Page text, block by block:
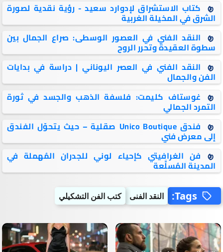
كتاب الاستشراق لإدوارد سعيد - رؤية نقدية لصورة
الشرق في المخيلة الغربية
النقد الفني في العصور الوسطى: صراع الجمال بين
سطوة العقيدة وتحرر الروح
النقد الفني في العصر اليوناني | دراسة في بدايات
الفن والجمال
غوستاف كليمت: فلسفة الذهب والجسد في ثورة
التمرد الجمالي
فندق Unico Boutique صقلية – حيث يتحوّل الفندق
إلى معرض فني
فن الغرافيتي كإحياء لوني للجدران المُهملة في
المدينة المُسلَّعة
Tags: النقد الفنى كتب الفن التشكيلي